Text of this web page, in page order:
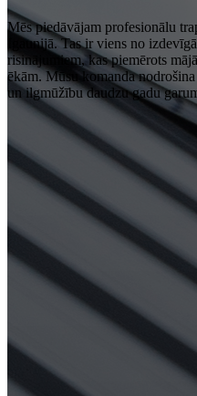
Mēs piedāvājam profesionālu
Igaunijā. Tas ir viens no
risinājumiem, kas piemērots
ēkām. Mūsu komanda
un ilgmūžību daudzu gadu